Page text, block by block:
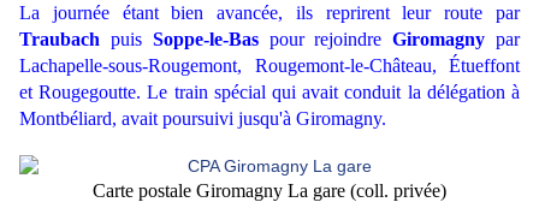
La journée étant bien avancée, ils reprirent leur route par
Traubach puis Soppe-le-Baspour rejoindreGiromagny par
Lachapelle-sous-Rougemont, Rougemont-le-Château, Étueffont
et Rougegoutte. Le train spécial qui avait conduit la délégation à
Montbéliard, avait poursuivi jusqu'à Giromagny.
Carte postale Giromagny La gare (coll. privée)